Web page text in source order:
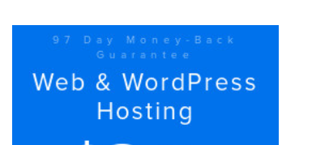
Yuk
Yuk
bersama